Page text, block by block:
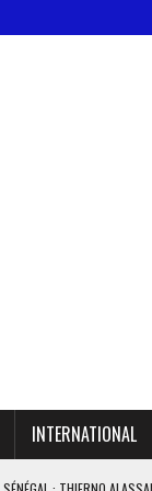
INTERNATIONAL